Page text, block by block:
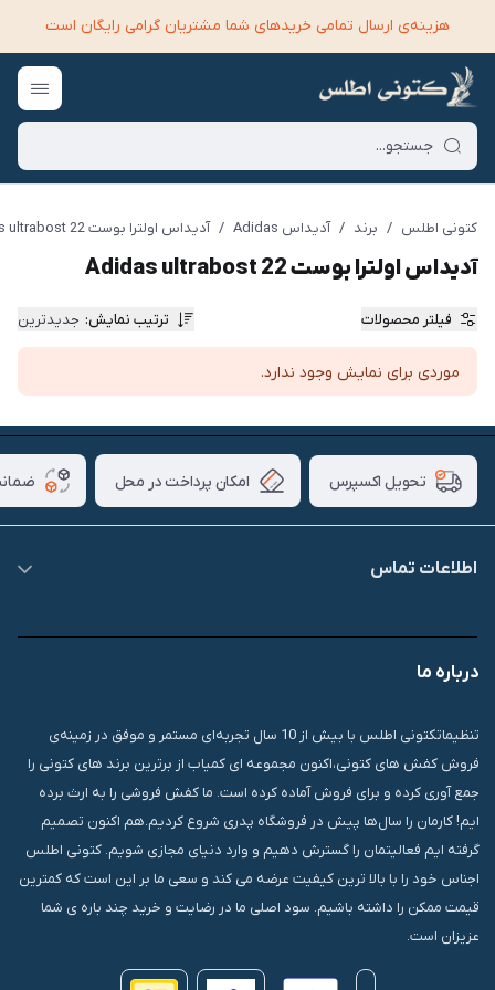
هزینه‌ی ارسال تمامی خرید‌های شما مشتریان گرامی رایگان است
کتونی اطلس / برند / آدیداس Adidas / آدیداس اولترا بوست Adidas ultrabost 22
آدیداس اولترا بوست Adidas ultrabost 22
فیلتر محصولات ترتیب نمایش: جدیدترین
موردی برای نمایش وجود ندارد.
تحویل اکسپرس امکان پرداخت در محل
اطلاعات تماس
درباره ما
تنظیماتکتونی اطلس با بیش از 10 سال تجربه‌ای مستمر و موفق در زمینه‌ی
فروش کفش های کتونی،اکنون مجموعه ای کمیاب از برترین برند های کتونی را
جمع آوری کرده و برای فروش آماده کرده است. ما کفش فروشی را به ارث برده
ایم! کارمان را سال‌ها پیش در فروشگاه پدری شروع کردیم.هم اکنون تصمیم
گرفته ایم فعالیتمان را گسترش دهیم و وارد دنیای مجازی شویم. کتونی اطلس
اجناس خود را با بالا ترین کیفیت عرضه می کند و سعی ما بر این است که کمترین
قیمت ممکن را داشته باشیم. سود اصلی ما در رضایت و خرید چند باره ی شما
عزیزان است.